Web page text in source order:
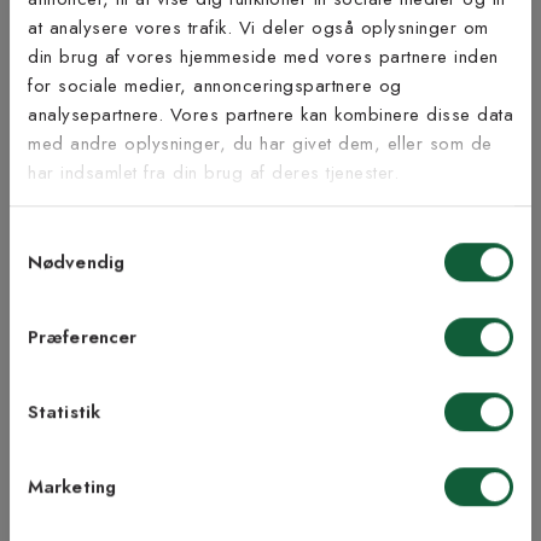
at analysere vores trafik. Vi deler også oplysninger om
din brug af vores hjemmeside med vores partnere inden
for sociale medier, annonceringspartnere og
analysepartnere. Vores partnere kan kombinere disse data
med andre oplysninger, du har givet dem, eller som de
har indsamlet fra din brug af deres tjenester.
Nødvendig
Præferencer
Statistik
Marketing
Inspiration fra @kilandsofficial
Tilmeld dig vores
nyhedsbrev
Vær blandt de første til at modtage vores tilbud,
tips og nyheder.
Samtykke til Kilands vilkår
modtage nyhedsbreve fra Kilands